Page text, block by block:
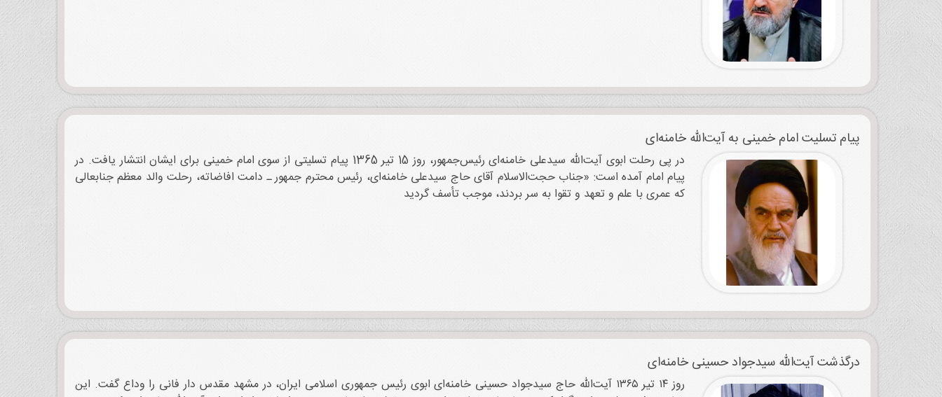
پیام تسلیت امام خمینی به آیت‌الله خامنه‌ای
در پی رحلت ابوی آیت‌الله سیدعلی خامنه‌ای رئیس‌جمهور، روز 15 تیر 1365 پیام تسلیتی از سوی امام خمینی برای ایشان انتشار یافت. در
پیام امام آمده است: «جناب حجت‌الاسلام آقای حاج سیدعلی خامنه‌ای، رئیس محترم جمهور ـ‏‎ ‎‏دامت افاضاته‏، رحلت والد معظم جنابعالی
که عمری با علم و تعهد و تقوا به سر بردند، موجب‏‎ ‎‏تأسف گردید
درگذشت آیت‌الله سیدجواد حسینی خامنه‌ای
روز ۱۴ تیر ۱۳۶۵ آیت‌الله حاج سیدجواد حسینی خامنه‌ای ابوی رئیس جمهوری اسلامی ایران، در مشهد مقدس دار فانی را وداع گفت. این